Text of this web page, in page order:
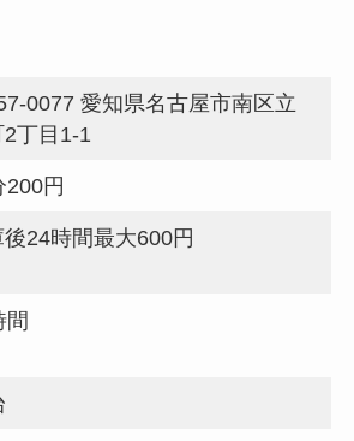
0077 愛知県名古屋市南区立
2丁目1-1
200円
後24時間最大600円
間